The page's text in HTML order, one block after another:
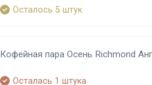
Осталось 5 штук
Кофейная пара Осень Richmond
Осталась 1 штука